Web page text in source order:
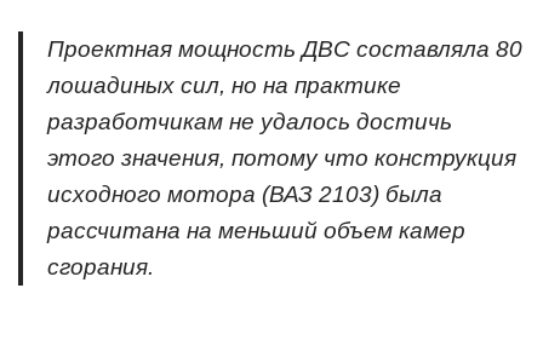
Проектная мощность ДВС составляла 80
лошадиных сил, но на практике
разработчикам не удалось достичь
этого значения, потому что конструкция
исходного мотора (ВАЗ 2103) была
рассчитана на меньший объем камер
сгорания.